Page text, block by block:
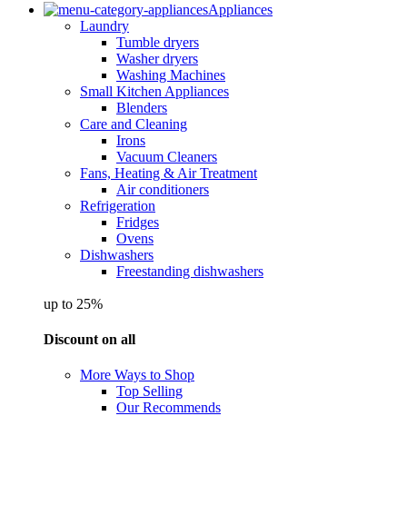
Appliances
Laundry
Tumble dryers
Washer dryers
Washing Machines
Small Kitchen Appliances
Blenders
Care and Cleaning
Irons
Vacuum Cleaners
Fans, Heating & Air Treatment
Air conditioners
Refrigeration
Fridges
Ovens
Dishwashers
Freestanding dishwashers
up to 25%
Discount on all
More Ways to Shop
Top Selling
Our Recommends